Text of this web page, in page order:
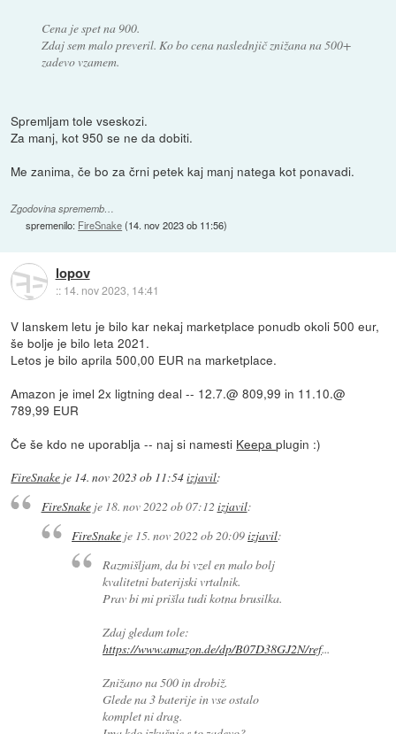
Cena je spet na 900.
Zdaj sem malo preveril. Ko bo cena naslednjič znižana na 500+
zadevo vzamem.
Spremljam tole vseskozi.
Za manj, kot 950 se ne da dobiti.
Me zanima, če bo za črni petek kaj manj natega kot ponavadi.
Zgodovina sprememb…
spremenilo: FireSnake(14. nov 2023 ob 11:56)
lopov
:: 14. nov 2023, 14:41
V lanskem letu je bilo kar nekaj marketplace ponudb okoli 500 eur,
še bolje je bilo leta 2021.
Letos je bilo aprila 500,00 EUR na marketplace.
Amazon je imel 2x ligtning deal -- 12.7.@ 809,99 in 11.10.@
789,99 EUR
Če še kdo ne uporablja -- naj si namesti Keepaplugin :)
FireSnake je 14. nov 2023 ob 11:54izjavil:
FireSnakeje 18. nov 2022 ob 07:12 izjavil:
FireSnake je 15. nov 2022 ob 20:09izjavil:
Razmišljam, da bi vzel en malo bolj
kvalitetni baterijski vrtalnik.
Prav bi mi prišla tudi kotna brusilka.
Zdaj gledam tole:
https://www.amazon.de/dp/B07D38GJ2N/ref...
Znižano na 500 in drobiž.
Glede na 3 baterije in vse ostalo
komplet ni drag.